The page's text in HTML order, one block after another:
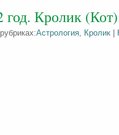
год. Кролик
Астрология, Кролик